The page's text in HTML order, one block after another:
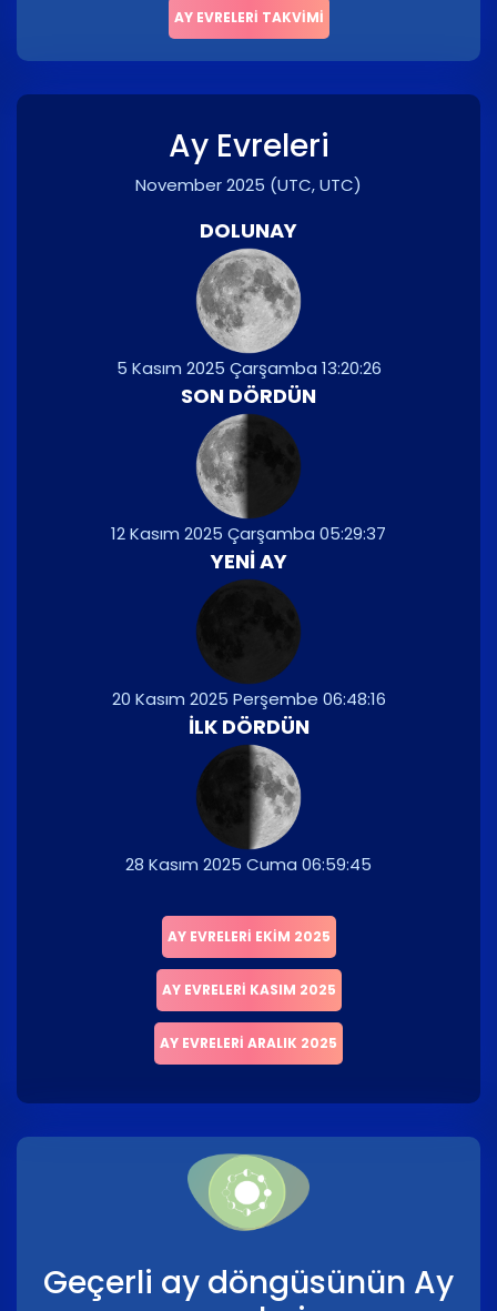
AY EVRELERI TAKVIMI
Ay Evreleri
November 2025 (UTC, UTC)
DOLUNAY
5 Kasım 2025 Çarşamba 13:20:26
SON DÖRDÜN
12 Kasım 2025 Çarşamba 05:29:37
YENI AY
20 Kasım 2025 Perşembe 06:48:16
İLK DÖRDÜN
28 Kasım 2025 Cuma 06:59:45
AY EVRELERI EKIM 2025
AY EVRELERI KASIM 2025
AY EVRELERI ARALIK 2025
Geçerli ay döngüsünün Ay